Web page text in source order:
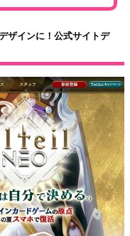
ザインに！公式サイトデ